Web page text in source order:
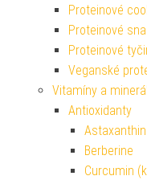
Proteinové
Proteinové
Proteinové
Veganské
Vitamíny a
Antioxidanty
Astaxanthin
Berberine
Curcumin